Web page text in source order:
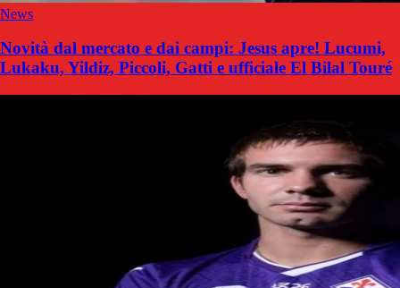
News
Novità dal mercato e dai campi: Jesus apre! Lucumi,
Lukaku, Yildiz, Piccoli, Gatti e ufficiale El Bilal Touré